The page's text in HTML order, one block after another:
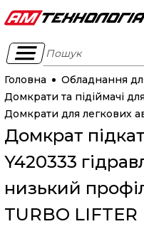
Пошук
Головна
Обладнання
Домкрати та підіймачі
Домкрати для легкових
Домкрат
Y420333
низький
TURBO LIFTER